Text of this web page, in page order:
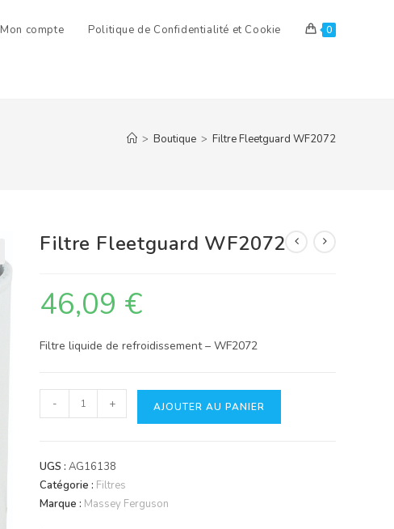
Mon compte Politique de Confidentialité et Cookie 0
> Boutique > Filtre Fleetguard WF2072
Filtre Fleetguard WF2072
46,09 €
Filtre liquide de refroidissement – WF2072
quantité
de
Fleetguard
WF2072
- + AJOUTER AU PANIER
UGS :AG16138
Catégorie : Filtres
Marque : Massey Ferguson